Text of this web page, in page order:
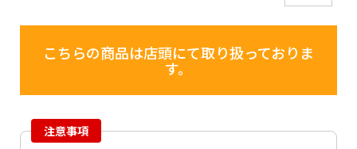
こちらの商品は店頭にて取り扱っておりま
す。
注意事項